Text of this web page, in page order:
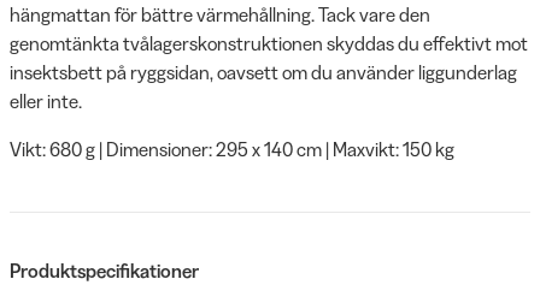
hängmattan för bättre värmehållning. Tack vare den
genomtänkta tvålagerskonstruktionen skyddas du effektivt mot
insektsbett på ryggsidan, oavsett om du använder liggunderlag
eller inte.
Vikt: 680 g | Dimensioner: 295 x 140 cm | Maxvikt: 150 kg
Produktspecifikationer